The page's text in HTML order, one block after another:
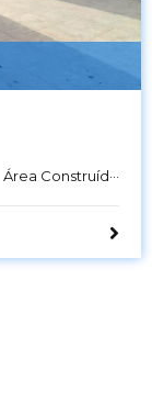
Área Construída: